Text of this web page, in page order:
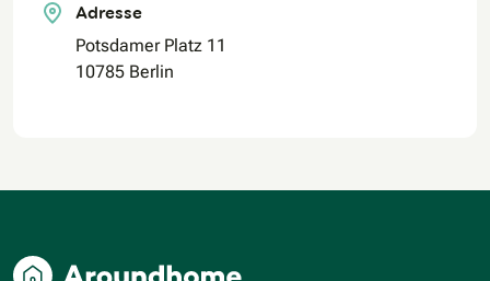
Adresse
Potsdamer Platz 11
10785 Berlin